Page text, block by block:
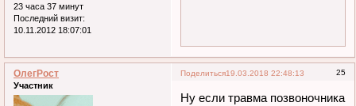
23 часа 37 минут
Последний визит:
10.11.2012 18:07:01
Поделиться 25
19.03.2018 22:48:13
ОлегРост
Участник
Ну если травма позвоночника